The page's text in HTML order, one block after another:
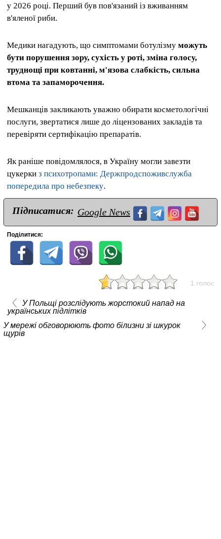
у 2026 році. Перший був пов'язаний із вживанням
в'яленої риби.
Медики нагадують, що симптомами ботулізму можуть
бути порушення зору, сухість у роті, зміна голосу,
труднощі при ковтанні, м'язова слабкість, сильна
втома та запаморочення.
Мешканців закликають уважно обирати косметологічні
послуги, звертатися лише до ліцензованих закладів та
перевіряти сертифікацію препаратів.
Як раніше повідомлялося, в Україну могли завезти
цукерки з психотропами: Держпродспоживслужба
попередила про небезпеку.
Підписатися: Google News
Поділитися:
1 голос
У Польщі розслідують жорстокий напад на
українських підлітків
У мережі обговорюють фото білизни зі шкурок
щурів